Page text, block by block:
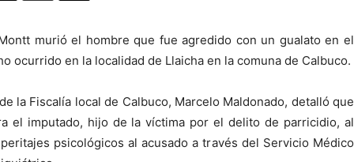
murió el hombre que fue agredido con un gualato en el
ocurrido en la localidad de Llaicha en la comuna de Calbuco.
la Fiscalía local de Calbuco, Marcelo Maldonado, detalló que
el imputado, hijo de la víctima por el delito de parricidio, al
psicológicos al acusado a través del Servicio Médico